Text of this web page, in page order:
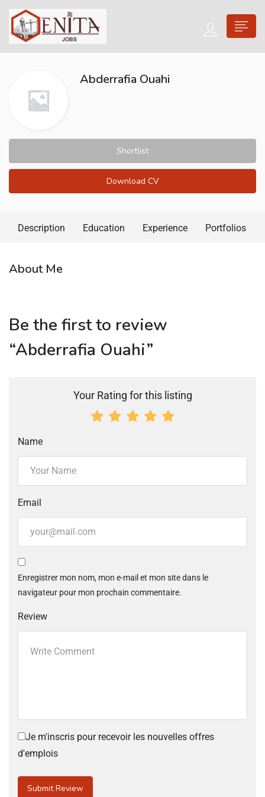
Abderrafia Ouahi
Shortlist
Download CV
Description Education Experience Portfolios
About Me
Be the first to review
“Abderrafia Ouahi”
Your Rating for this listing
Name
Email
Enregistrer mon nom, mon e-mail et mon site dans le
navigateur pour mon prochain commentaire.
Review
Je m'inscris pour recevoir les nouvelles offres
d'emplois